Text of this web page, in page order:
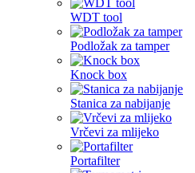
WDT tool
Podložak za tamper
Knock box
Stanica za nabijanje
Vrčevi za mlijeko
Portafilter